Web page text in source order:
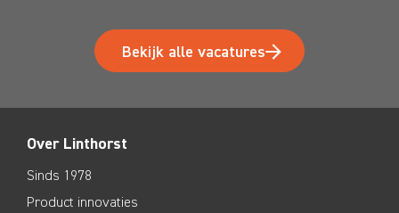
Bekijk alle vacatures
Over Linthorst
Sinds 1978
Product innovaties